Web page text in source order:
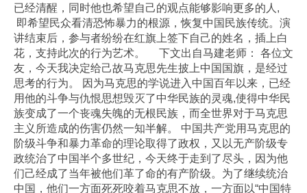
已经清醒，同时他也希望自己的观点能够影响更多的人,
即希望民众看清恐怖暴力的根源，恢复中国民族传统。演
讲结束后，参与者纷纷在红旗上签下自己的姓名，插上白
花，支持此次的行为艺术。 下文出自马建老师： 各位文
友，今天我决定给己故马克思先生披上中国国旗，是经过
思考的行为。 因为马克思的学说进入中国百年以来，已经
用他的斗争与仇恨思想毁灭了中华民族的灵魂,使得中华民
族变成了一个丧魂失魄的无根民族，而全世界对于马克思
主义所造成的伤害仍然一知半解。 中国共产党用马克思的
阶级斗争和暴力革命的理论取得了政权，又以无产阶级专
政统治了中国半个多世纪，今天终于走到了尽头，因为他
们己经成了当年被他们革了命的有产阶级。为了继续统治
中国，他们一方面死死咬着马克思不放，一方面以“中国特